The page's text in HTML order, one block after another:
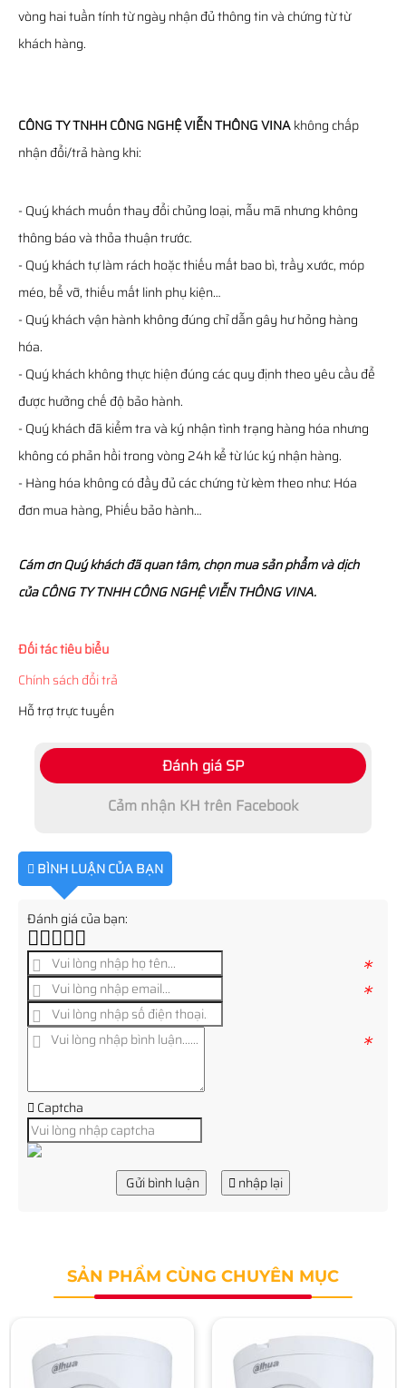
vòng hai tuần tính từ ngày nhận đủ thông tin và chứng từ từ
khách hàng.
CÔNG TY TNHH CÔNG NGHỆ VIỄN THÔNG VINAkhông chấp
nhận đổi/trả hàng khi:
- Quý khách muốn thay đổi chủng loại, mẫu mã nhưng không
thông báo và thỏa thuận trước.
- Quý khách tự làm rách hoặc thiếu mất bao bì, trầy xước, móp
méo, bể vỡ, thiếu mất linh phụ kiện…
- Quý khách vận hành không đúng chỉ dẫn gây hư hỏng hàng
hóa.
- Quý khách không thực hiện đúng các quy định theo yêu cầu để
được hưởng chế độ bảo hành.
- Quý khách đã kiểm tra và ký nhận tình trạng hàng hóa nhưng
không có phản hồi trong vòng 24h kể từ lúc ký nhận hàng.
- Hàng hóa không có đầy đủ các chứng từ kèm theo như: Hóa
đơn mua hàng, Phiếu bảo hành…
Cám ơn Quý khách đã quan tâm, chọn mua sản phẩm và dịch
của CÔNG TY TNHH CÔNG NGHỆ VIỄN THÔNG VINA.
Đối tác tiêu biểu
Chính sách đổi trả
Hỗ trợ trực tuyến
Đánh giá SP
Cảm nhận KH trên Facebook
BÌNH LUẬN CỦA BẠN
Đánh giá của bạn:
*
*
*
Captcha
Gửi bình luận nhập lại
SẢN PHẨM CÙNG CHUYÊN MỤC